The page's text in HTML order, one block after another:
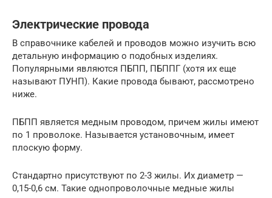
Электрические провода
В справочнике кабелей и проводов можно изучить всю
детальную информацию о подобных изделиях.
Популярными являются ПБПП, ПБППГ (хотя их еще
называют ПУНП). Какие провода бывают, рассмотрено
ниже.
ПБПП является медным проводом, причем жилы имеют
по 1 проволоке. Называется установочным, имеет
плоскую форму.
Стандартно присутствуют по 2-3 жилы. Их диаметр —
0,15-0,6 см. Такие однопроволочные медные жилы